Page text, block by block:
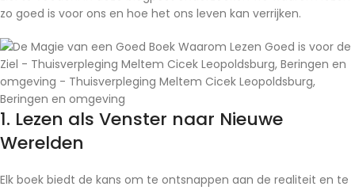
zo goed is voor ons en hoe het ons leven kan verrijken.
1. Lezen als Venster naar Nieuwe
Werelden
Elk boek biedt de kans om te ontsnappen aan de realiteit en te